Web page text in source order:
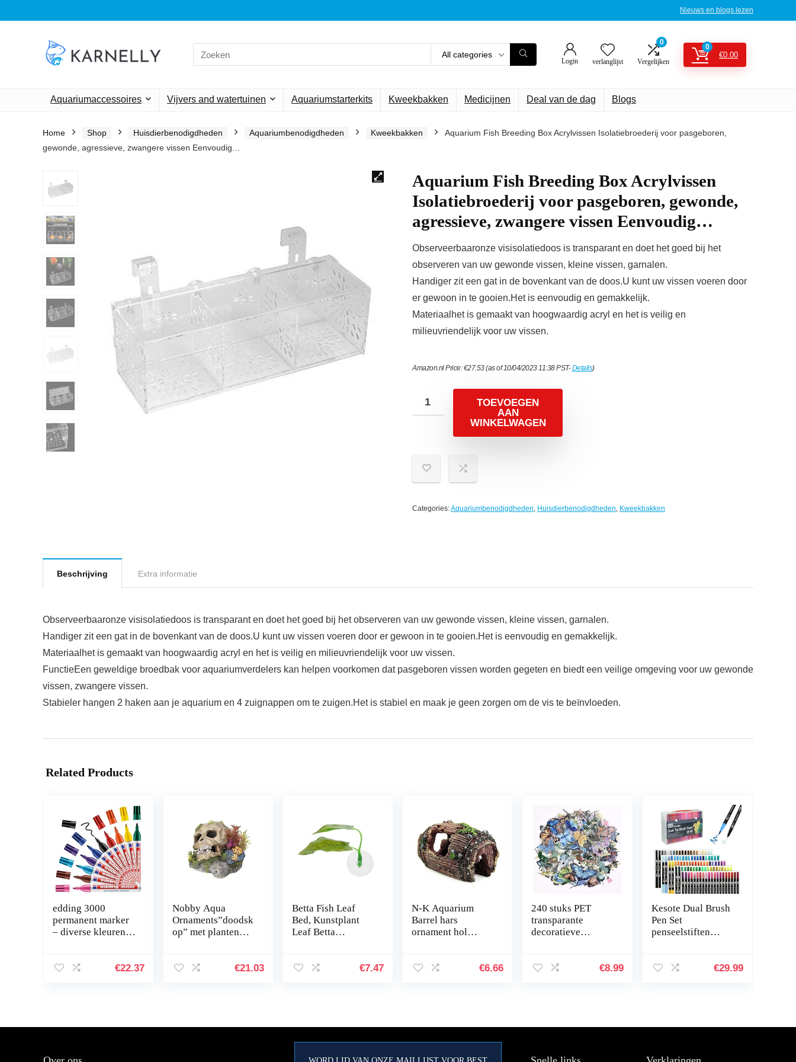
Nieuws en blogs lezen
Search
for:
All categories
Login verlanglijst
0
Vergelijken
0
€0.00
Aquariumaccessoires Vijvers and watertuinen Aquariumstarterkits Kweekbakken Medicijnen Deal van de dag Blogs
Home Shop Huisdierbenodigdheden Aquariumbenodigdheden Kweekbakken
Aquarium Fish Breeding Box Acrylvissen Isolatiebroederij voor pasgeboren,
gewonde, agressieve, zwangere vissen Eenvoudig…
Aquarium Fish Breeding Box Acrylvissen
Isolatiebroederij voor pasgeboren, gewonde,
agressieve, zwangere vissen Eenvoudig…
Observeerbaaronze visisolatiedoos is transparant en doet het goed bij het
observeren van uw gewonde vissen, kleine vissen, garnalen.
Handiger zit een gat in de bovenkant van de doos.U kunt uw vissen voeren door
er gewoon in te gooien.Het is eenvoudig en gemakkelijk.
Materiaalhet is gemaakt van hoogwaardig acryl en het is veilig en
milieuvriendelijk voor uw vissen.
Amazon.nl Price:€27.53(as of 10/04/2023 11:38 PST-Details)
TOEVOEGEN
AAN
WINKELWAGEN
Categories:Aquariumbenodigdheden, Huisdierbenodigdheden, Kweekbakken
Beschrijving Extra informatie
Observeerbaaronze visisolatiedoos is transparant en doet het goed bij het observeren van uw gewonde vissen, kleine vissen, garnalen.
Handiger zit een gat in de bovenkant van de doos.U kunt uw vissen voeren door er gewoon in te gooien.Het is eenvoudig en gemakkelijk.
Materiaalhet is gemaakt van hoogwaardig acryl en het is veilig en milieuvriendelijk voor uw vissen.
FunctieEen geweldige broedbak voor aquariumverdelers kan helpen voorkomen dat pasgeboren vissen worden gegeten en biedt een veilige omgeving voor uw gewonde
vissen, zwangere vissen.
Stabieler hangen 2 haken aan je aquarium en 4 zuignappen om te zuigen.Het is stabiel en maak je geen zorgen om de vis te beïnvloeden.
Related Products
edding 3000
permanent marker
– diverse kleuren –
punt 1,5-3 mm –
€22.37
Nobby Aqua
Ornaments”doodsk
op” met planten
€21.03
Betta Fish Leaf
Bed, Kunstplant
Leaf Betta
voor aquariums…
€7.47
N-K Aquarium
Barrel hars
ornament hol
e bruin stabiele
€6.66
240 stuks PET
transparante
decoratieve
stickers set voor€8.99
Kesote Dual Brush
Pen Set
penseelstiften
kinderen dubbele
€29.99